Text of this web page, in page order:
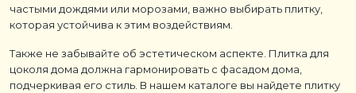
частыми дождями или морозами, важно выбирать плитку,
которая устойчива к этим воздействиям.
Также не забывайте об эстетическом аспекте. Плитка для
цоколя дома должна гармонировать с фасадом дома,
подчеркивая его стиль. В нашем каталоге вы найдете плитку